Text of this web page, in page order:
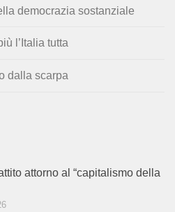
democrazia sostanziale
l’Italia tutta
dalla scarpa
attorno al “capitalismo della